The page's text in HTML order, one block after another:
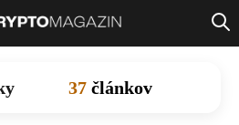
37 článkov